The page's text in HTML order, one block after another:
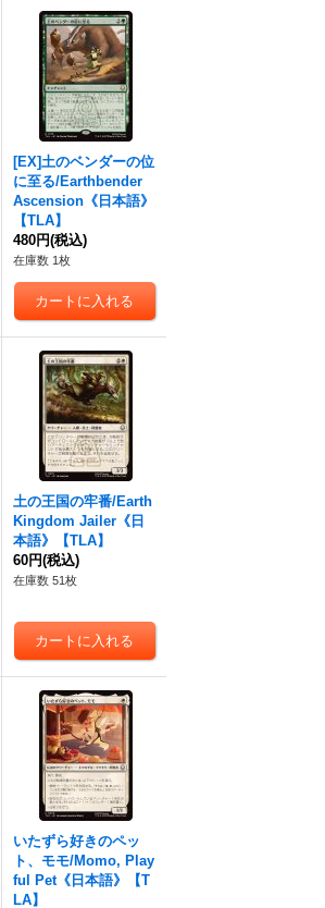
[EX]土のベンダーの位
に至る/Earthbender
Ascension《日本語》
【TLA】
480円(税込)
在庫数 1枚
土の王国の牢番/Earth
Kingdom Jailer《日
本語》【TLA】
60円(税込)
在庫数 51枚
いたずら好きのペッ
ト、モモ/Momo, Play
ful Pet《日本語》【T
LA】